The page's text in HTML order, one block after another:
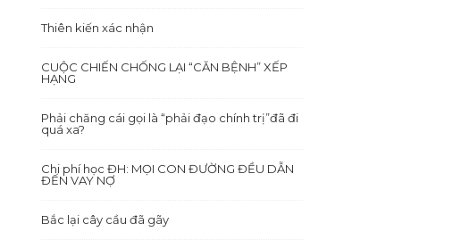
Thiên kiến xác nhận
CUỘC CHIẾN CHỐNG LẠI “CĂN BỆNH” XẾP
HẠNG
Phải chăng cái gọi là “phải đạo chính trị”đã đi
quá xa?
Chi phí học ĐH: MỌI CON ĐƯỜNG ĐỀU DẪN
ĐẾN VAY NỢ
Bắc lại cây cầu đã gãy